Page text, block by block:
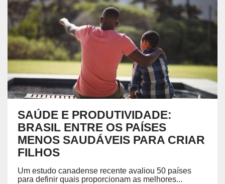
SAÚDE E PRODUTIVIDADE:
BRASIL ENTRE OS PAÍSES
MENOS SAUDÁVEIS PARA CRIAR
FILHOS
Um estudo canadense recente avaliou 50 países
para definir quais proporcionam as melhores...